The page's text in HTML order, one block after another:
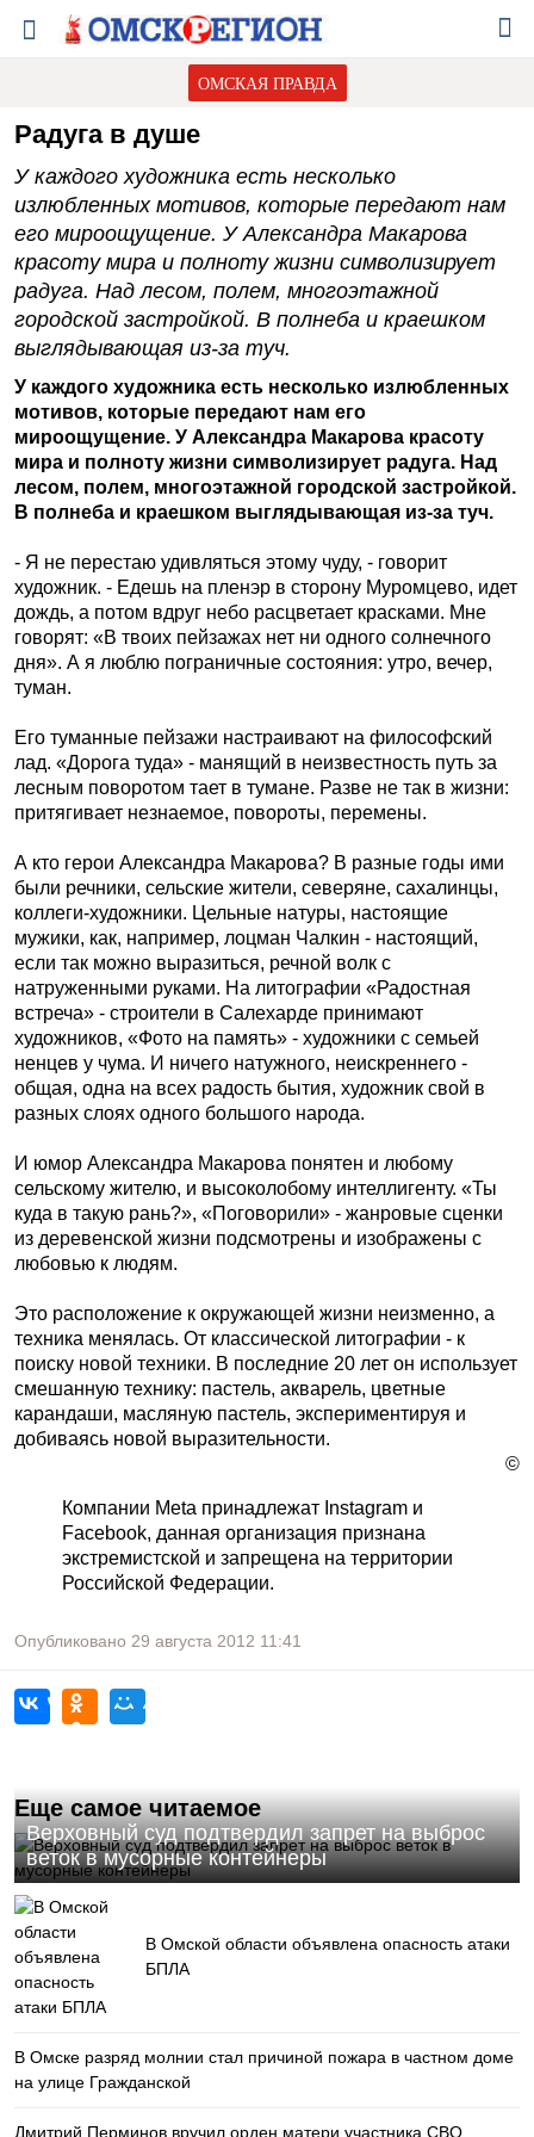
ОМСКАЯ ПРАВДА
Радуга в душе
У каждого художника есть несколько
излюбленных мотивов, которые передают нам
его мироощущение. У Александра Макарова
красоту мира и полноту жизни символизирует
радуга. Над лесом, полем, многоэтажной
городской застройкой. В полнеба и краешком
выглядывающая из-за туч.
У каждого художника есть несколько излюбленных
мотивов, которые передают нам его
мироощущение. У Александра Макарова красоту
мира и полноту жизни символизирует радуга. Над
лесом, полем, многоэтажной городской застройкой.
В полнеба и краешком выглядывающая из-за туч.
- Я не перестаю удивляться этому чуду, - говорит
художник. - Едешь на пленэр в сторону Муром­цево, идет
дождь, а потом вдруг небо расцветает красками. Мне
говорят: «В твоих пейзажах нет ни одного солнечного
дня». А я люблю пограничные состояния: утро, вечер,
туман.
Его туманные пейзажи настраивают на философский
лад. «Дорога туда» - манящий в неизвестность путь за
лесным поворотом тает в тумане. Разве не так в жизни:
притягивает незнаемое, повороты, перемены.
А кто герои Александра Макарова? В разные годы ими
были речники, сельские жители, северяне, сахалинцы,
коллеги-художники. Цельные натуры, настоящие
мужики, как, например, лоцман Чалкин - настоящий,
если так можно выразиться, речной волк с
натруженными руками. На литографии «Радостная
встреча» - строители в Салехарде принимают
художников, «Фото на память» - художники с семьей
ненцев у чума. И ничего натужного, неискреннего -
общая, одна на всех радость бытия, художник свой в
разных слоях одного большого народа.
И юмор Александра Макарова понятен и любому
сельскому жителю, и высоколобому интеллигенту. «Ты
куда в такую рань?», «Поговорили» - жанровые сценки
из деревенской жизни подсмотрены и изображены с
любовью к людям.
Это расположение к окружающей жизни неизменно, а
техника менялась. От классической литографии - к
поиску новой техники. В последние 20 лет он использует
смешанную технику: пастель, акварель, цветные
карандаши, масляную пастель, экспериментируя и
добиваясь новой выразительности.
©
Компании Meta принадлежат Instagram и
Facebook, данная организация признана
экстремистской и запрещена на территории
Российской Федерации.
Опубликовано 29 августа 2012 11:41
Еще самое читаемое
Верховный суд подтвердил запрет на выброс
веток в мусорные контейнеры
В Омской области объявлена опасность атаки
БПЛА
В Омске разряд молнии стал причиной пожара в частном доме
на улице Гражданской
Дмитрий Перминов вручил орден матери участника СВО